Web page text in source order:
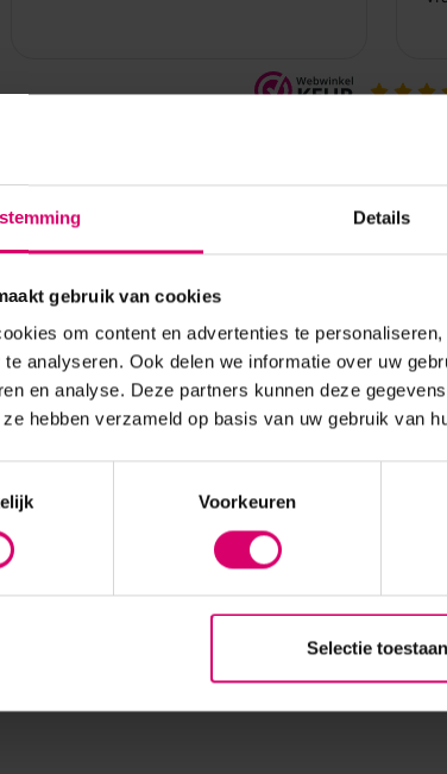
Details
gebruik van cookies
om content en advertenties te
analyseren. Ook delen we informatie over uw
en analyse. Deze partners kunnen deze
hebben verzameld op basis van uw gebruik van
Voorkeuren
Selectie toestaan